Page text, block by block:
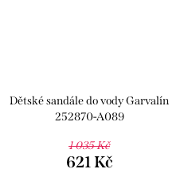
Dětské sandále do vody Garvalín
252870-A089
1 035 Kč
621 Kč